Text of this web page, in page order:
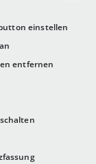
einstellen
entfernen